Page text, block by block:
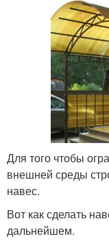
Для того чтобы
внешней среды
навес.
Вот как сделать
дальнейшем.